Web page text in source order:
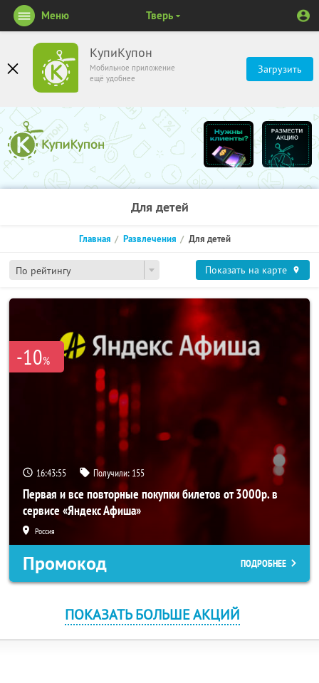
КупиКупон
Мобильное приложение
ещё удобнее
Загрузить
Меню Тверь
Для детей
По рейтингу
Главная Развлечения Для детей
Показать на карте
-10%
16:43:55 Получили: 155
Первая и все повторные покупки билетов от 3000р. в
сервисе «Яндекс Афиша»
Россия
Промокод ПОДРОБНЕЕ
ПОКАЗАТЬ БОЛЬШЕ АКЦИЙ